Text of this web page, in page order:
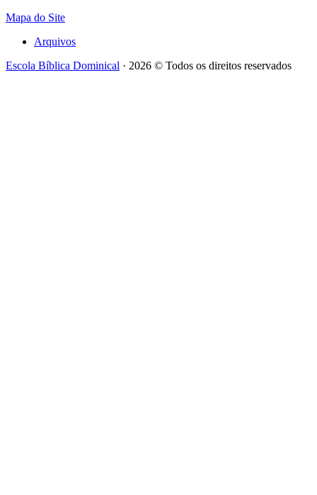
Mapa do Site
Arquivos
Escola Bíblica Dominical · 2026 © Todos os direitos reservados